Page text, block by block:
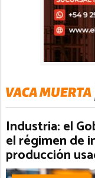
Industria: el
el régimen de
producción